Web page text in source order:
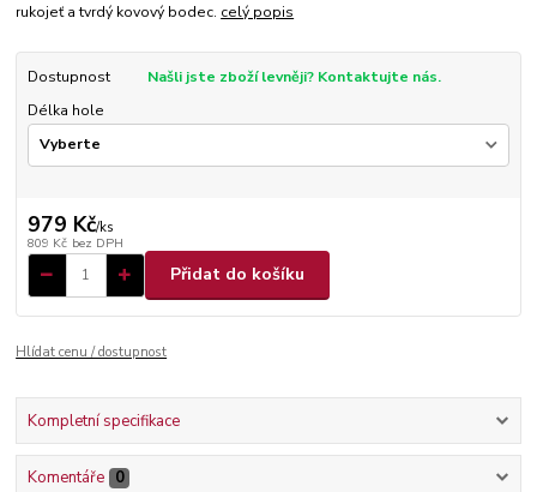
rukojeť a tvrdý kovový bodec. celý popis
Dostupnost
Našli jste zboží levněji? Kontaktujte nás.
Délka hole
979 Kč/ks
809 Kč bez DPH
Přidat do košíku
Hlídat cenu / dostupnost
Kompletní specifikace
Komentáře 0